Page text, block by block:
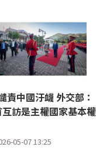
責中國汙衊 外交部：
訪是主權國家基本權
05-07 13:25